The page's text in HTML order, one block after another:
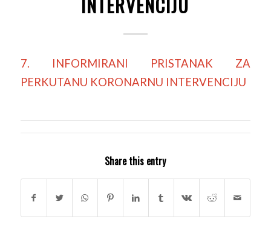
7. INFORMIRANI PRISTANAK ZA
PERKUTANU KORONARNU INTERVENCIJU
Share this entry